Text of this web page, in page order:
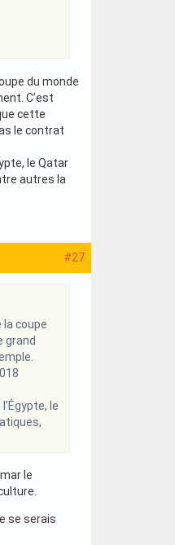
du monde
C’est
cette
le contrat
le Qatar
autres la
#27
la coupe
grand
le
le
se serais